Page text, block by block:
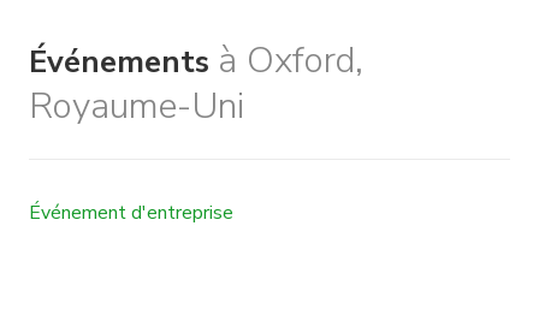
Événements à Oxford,
Royaume-Uni
Événement d'entreprise